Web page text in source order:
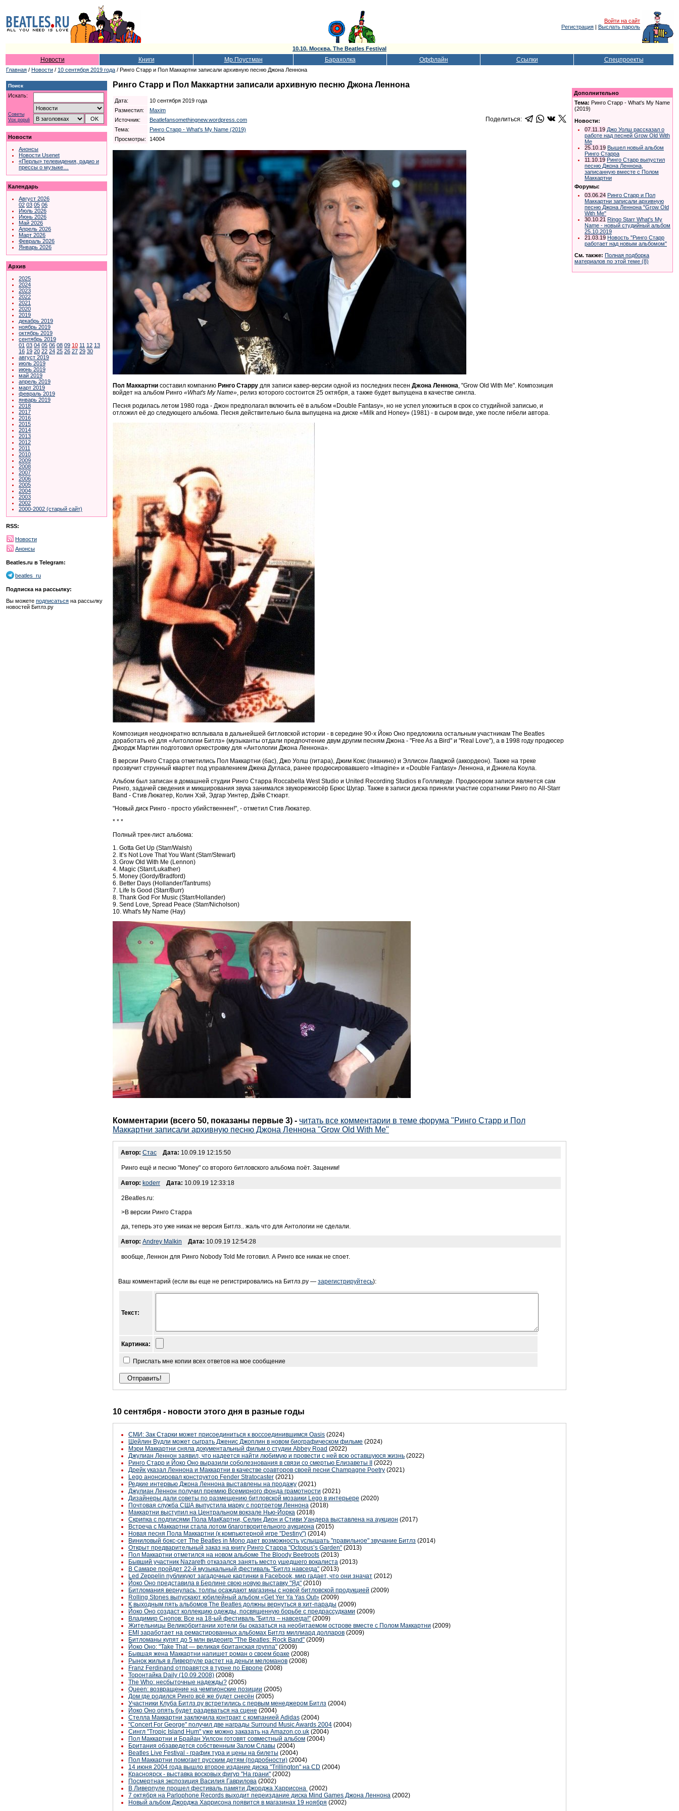
Войти на сайт
Регистрация | Выслать пароль
10.10. Москва. The Beatles Festival
Новости Книги Мр.Поустман Барахолка Оффлайн Ссылки Спецпроекты
Главная / Новости / 10 сентября 2019 года / Ринго Старр и Пол Маккартни записали архивную песню Джона Леннона
Поиск
Искать:
Советы
Vox populi
Новости
Анонсы
Новости Usenet
«Перлы» телевидения, радио и
прессы о музыке…
Календарь
Август 2026
02 03 05 06
Июль 2026
Июнь 2026
Май 2026
Апрель 2026
Март 2026
Февраль 2026
Январь 2026
Архив
2025
2024
2023
2022
2021
2020
2019
декабрь 2019
ноябрь 2019
октябрь 2019
сентябрь 2019
01 03 04 05 06 08 09 10 11 12 13
16 19 20 22 24 25 26 27 29 30
август 2019
июль 2019
июнь 2019
май 2019
апрель 2019
март 2019
февраль 2019
январь 2019
2018
2017
2016
2015
2014
2013
2012
2011
2010
2009
2008
2007
2006
2005
2004
2003
2002
2000-2002 (старый сайт)
RSS:
Новости
Анонсы
Beatles.ru в Telegram:
beatles_ru
Подписка на рассылку:
Вы можете подписаться на рассылку
новостей Битлз.ру
Ринго Старр и Пол Маккартни записали архивную песню Джона Леннона
Дата:
10 сентября 2019 года
Разместил:
Maxim
Источник:
Beatlefansomethingnew.wordpress.com
Тема:
Ринго Старр - What's My Name (2019)
Просмотры:
14004
Поделиться:
Пол Маккартни составил компанию Ринго Старру для записи кавер-версии одной из последних песен Джона Леннона , "Grow Old With Me". Композиция
войдет на альбом Ринго «What's My Name» , релиз которого состоится 25 октября, а также будет выпущена в качестве сингла.
Песня родилась летом 1980 года - Джон предполагал включить её в альбом «Double Fantasy», но не успел уложиться в срок со студийной записью, и
отложил её до следующего альбома. Песня действительно была выпущена на диске «Milk and Honey» (1981) - в сыром виде, уже после гибели автора.
Композиция неоднократно всплывала в дальнейшей битловской истории - в середине 90-х Йоко Оно предложила остальным участникам The Beatles
доработать её для «Антологии Битлз» (музыканты отдали предпочтение двум другим песням Джона - "Free As a Bird" и "Real Love"), а в 1998 году продюсер
Джордж Мартин подготовил оркестровку для «Антологии Джона Леннона».
В версии Ринго Старра отметились Пол Маккартни (бас), Джо Уолш (гитара), Джим Кокс (пианино) и Эллисон Лавджой (аккордеон). Также на треке
прозвучит струнный квартет под управлением Джека Дугласа, ранее продюсировавшего «Imagine» и «Double Fantasy» Леннона, и Дэниела Коула.
Альбом был записан в домашней студии Ринго Старра Roccabella West Studio и United Recording Studios в Голливуде. Продюсером записи является сам
Ринго, задачей сведения и микширования звука занимался звукорежиссёр Брюс Шугар. Также в записи диска приняли участие соратники Ринго по All-Starr
Band - Стив Люкатер, Колин Хэй, Эдгар Уинтер, Дэйв Стюарт.
"Новый диск Ринго - просто убийственнен!", - отметил Стив Люкатер.
* * *
Полный трек-лист альбома:
1. Gotta Get Up (Starr/Walsh)
2. It’s Not Love That You Want (Starr/Stewart)
3. Grow Old With Me (Lennon)
4. Magic (Starr/Lukather)
5. Money (Gordy/Bradford)
6. Better Days (Hollander/Tantrums)
7. Life Is Good (Starr/Burr)
8. Thank God For Music (Starr/Hollander)
9. Send Love, Spread Peace (Starr/Nicholson)
10. What's My Name (Hay)
Комментарии (всего 50, показаны первые 3) - читать все комментарии в теме форума "Ринго Старр и Пол
Маккартни записали архивную песню Джона Леннона "Grow Old With Me"
Автор: Стас Дата: 10.09.19 12:15:50
Ринго ещё и песню "Money" со второго битловского альбома поёт. Заценим!
Автор: koderr Дата: 10.09.19 12:33:18
2Beatles.ru:
>В версии Ринго Старра
да, теперь это уже никак не версия Битлз.. жаль что для Антологии не сделали.
Автор: Andrey Malkin Дата: 10.09.19 12:54:28
вообще, Леннон для Ринго Nobody Told Me готовил. А Ринго все никак не споет.
Ваш комментарий (если вы еще не регистрировались на Битлз.ру — зарегистрируйтесь):
Текст:
Картинка:
Прислать мне копии всех ответов на мое сообщение
10 сентября - новости этого дня в разные годы
СМИ: Зак Старки может присоединиться к воссоединившимся Oasis (2024)
Шейлин Вудли может сыграть Дженис Джоплин в новом биографическом фильме (2024)
Мэри Маккартни сняла документальный фильм о студии Abbey Road (2022)
Джулиан Леннон заявил, что надеется найти любимую и провести с ней всю оставшуюся жизнь (2022)
Ринго Старр и Йоко Оно выразили соболезнования в связи со смертью Елизаветы II (2022)
Дрейк указал Леннона и Маккартни в качестве соавторов своей песни Champagne Poetry (2021)
Lego анонсировал конструктор Fender Stratocaster (2021)
Редкие интервью Джона Леннона выставлены на продажу (2021)
Джулиан Леннон получил премию Всемирного фонда грамотности (2021)
Дизайнеры дали советы по размещению битловской мозаики Lego в интерьере (2020)
Почтовая служба США выпустила марку с портретом Леннона (2018)
Маккартни выступил на Центральном вокзале Нью-Йорка (2018)
Скрипка с подписями Пола МакКартни, Селин Дион и Стиви Уандера выставлена на аукцион (2017)
Встреча с Маккартни стала лотом благотворительного аукциона (2015)
Новая песня Пола Маккартни (к компьютерной игре "Destiny") (2014)
Виниловый бокс-сет The Beatles in Mono дает возможность услышать "правильное" звучание Битлз (2014)
Открыт предварительный заказ на книгу Ринго Старра "Octopus’s Garden" (2013)
Пол Маккартни отметился на новом альбоме The Bloody Beetroots (2013)
Бывший участник Nazareth отказался занять место ушедшего вокалиста (2013)
В Самаре пройдет 22-й музыкальный фестиваль "Битлз навсегда" (2013)
Led Zeppelin публикуют загадочные картинки в Facebook, мир гадает, что они значат (2012)
Йоко Оно представила в Берлине свою новую выставку "Яд" (2010)
Битломания вернулась: толпы осаждают магазины с новой битловской продукцией (2009)
Rolling Stones выпускают юбилейный альбом «Get Yer Ya Yas Out» (2009)
К выходным пять альбомов The Beatles должны вернуться в хит-парады (2009)
Йоко Оно создаст коллекцию одежды, посвященную борьбе с предрассудками (2009)
Владимир Снопов: Все на 18-ый фестиваль "Битлз – навсегда!" (2009)
Жительницы Великобритании хотели бы оказаться на необитаемом острове вместе с Полом Маккартни (2009)
EMI заработает на ремастированных альбомах Битлз миллиард долларов (2009)
Битломаны купят до 5 млн видеоигр "The Beatles: Rock Band" (2009)
Йоко Оно: "Take That — великая британская группа" (2009)
Бывшая жена Маккартни напишет роман о своем браке (2008)
Рынок жилья в Ливерпуле растет на деньги меломанов (2008)
Franz Ferdinand отправятся в турне по Европе (2008)
Торонтайка Daily (10.09.2008) (2008)
The Who: несбыточные надежды? (2005)
Queen: возвращение на чемпионские позиции (2005)
Дом где родился Ринго всё же будет снесён (2005)
Участники Клуба Битлз.ру встретились с первым менеджером Битлз (2004)
Йоко Оно опять будет раздеваться на сцене (2004)
Стелла Маккартни заключила контракт с компанией Adidas (2004)
"Concert For George" получил две награды Surround Music Awards 2004 (2004)
Сингл "Tropic Island Hum" уже можно заказать на Amazon.co.uk (2004)
Пол Маккартни и Брайан Уилсон готовят совместный альбом (2004)
Британия обзаведется собственным Залом Славы (2004)
Beatles Live Festival - график тура и цены на билеты (2004)
Пол Маккартни помогает русским детям (подробности) (2004)
14 июня 2004 года вышло второе издание диска "Trillington" на CD (2004)
Красноярск - выставка восковых фигур "На грани" (2002)
Посмертная экспозиция Василия Гаврилова (2002)
В Ливерпуле прошел фестиваль памяти Джорджа Харрисона (2002)
7 октября на Parlophone Records выходит переиздание диска Mind Games Джона Леннона (2002)
Новый альбом Джорджа Харрисона появится в магазинах 19 ноября (2002)
Дополнительно
Тема: Ринго Старр - What's My Name
(2019)
Новости:
07.11.19 Джо Уолш рассказал о
работе над песней Grow Old With
Me
25.10.19 Вышел новый альбом
Ринго Старра
11.10.19 Ринго Старр выпустил
песню Джона Леннона,
записанную вместе с Полом
Маккартни
Форумы:
03.06.24 Ринго Старр и Пол
Маккартни записали архивную
песню Джона Леннона "Grow Old
With Me"
30.10.21 Ringo Starr What's My
Name - новый студийный альбом
25.10.2019
21.03.19 Новость "Ринго Старр
работает над новым альбомом"
См. также: Полная подборка
материалов по этой теме (8)